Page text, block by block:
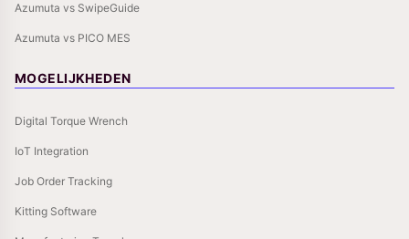
Azumuta vs SwipeGuide
Azumuta vs PICO MES
MOGELIJKHEDEN
Digital Torque Wrench
IoT Integration
Job Order Tracking
Kitting Software